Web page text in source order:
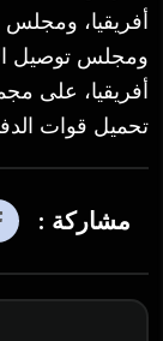
أفريقيا، ومجلس
ومجلس توصيل
أفريقيا، على
تحميل قوات
مشاركة :